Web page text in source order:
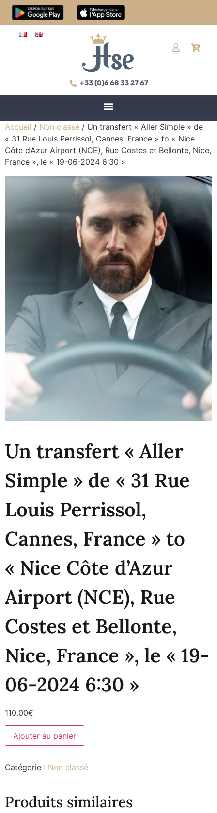
+33 (0)6 68 33 27 67
Accueil / Non classé / Un transfert « Aller Simple » de
« 31 Rue Louis Perrissol, Cannes, France » to « Nice
Côte d’Azur Airport (NCE), Rue Costes et Bellonte, Nice,
France », le « 19-06-2024 6:30 »
Un transfert « Aller
Simple » de « 31 Rue
Louis Perrissol,
Cannes, France » to
« Nice Côte d’Azur
Airport (NCE), Rue
Costes et Bellonte,
Nice, France », le « 19-
06-2024 6:30 »
110.00€
Ajouter au panier
Catégorie : Non classé
Produits similaires